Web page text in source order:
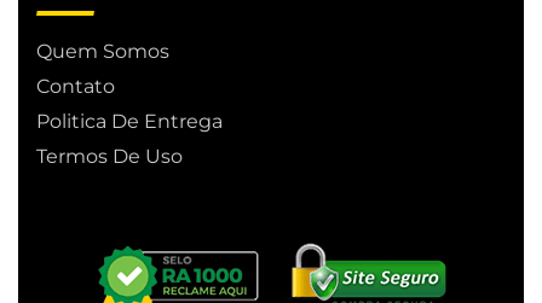
Quem Somos
Contato
Politica De Entrega
Termos De Uso